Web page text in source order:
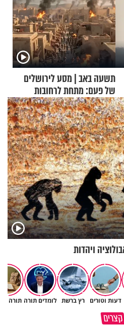
תשעה באב | מסע לירושלים
של פעם: מתחת לרחובות
ירושלים
ויהדות
דעות וטורים רץ ברשת לומדים תורה תורה
קצרים
כל קושי שחווית היה ניסיון